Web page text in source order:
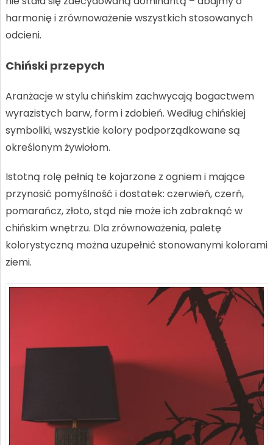
harmonię i zrównoważenie wszystkich stosowanych
odcieni.
Chiński przepych
Aranżacje w stylu chińskim zachwycają bogactwem
wyrazistych barw, form i zdobień. Według chińskiej
symboliki, wszystkie kolory podporządkowane są
określonym żywiołom.
Istotną rolę pełnią te kojarzone z ogniem i mające
przynosić pomyślność i dostatek: czerwień, czerń,
pomarańcz, złoto, stąd nie może ich zabraknąć w
chińskim wnętrzu. Dla zrównoważenia, paletę
kolorystyczną można uzupełnić stonowanymi kolorami
ziemi.